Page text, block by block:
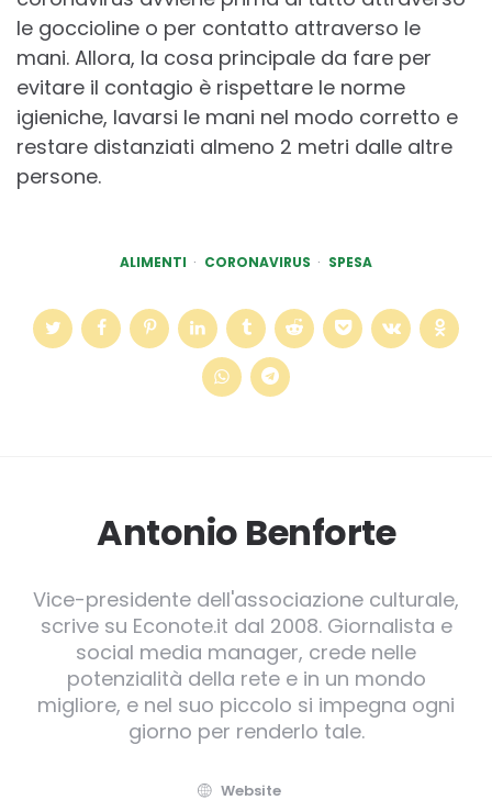
le goccioline o per contatto attraverso le
mani. Allora, la cosa principale da fare per
evitare il contagio è rispettare le norme
igieniche, lavarsi le mani nel modo corretto e
restare distanziati almeno 2 metri dalle altre
persone.
ALIMENTI CORONAVIRUS SPESA
Antonio Benforte
Vice-presidente dell'associazione culturale,
scrive su Econote.it dal 2008. Giornalista e
social media manager, crede nelle
potenzialità della rete e in un mondo
migliore, e nel suo piccolo si impegna ogni
giorno per renderlo tale.
Website